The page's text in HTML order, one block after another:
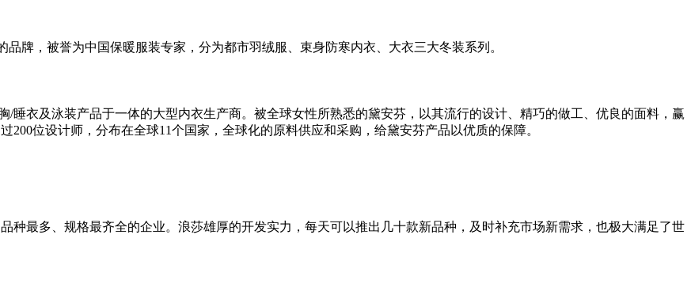
牌，被誉为中国保暖服装专家，分为都市羽绒服、束身防寒内衣、大衣三大冬装系列。
/睡衣及泳装产品于一体的大型内衣生产商。被全球女性所熟悉的黛安芬，以其流行的设计、精巧的做工、优良的面料，赢
位设计师，分布在全球11个国家，全球化的原料供应和采购，给黛安芬产品以优质的保障。
种最多、规格最齐全的企业。浪莎雄厚的开发实力，每天可以推出几十款新品种，及时补充市场新需求，也极大满足了世